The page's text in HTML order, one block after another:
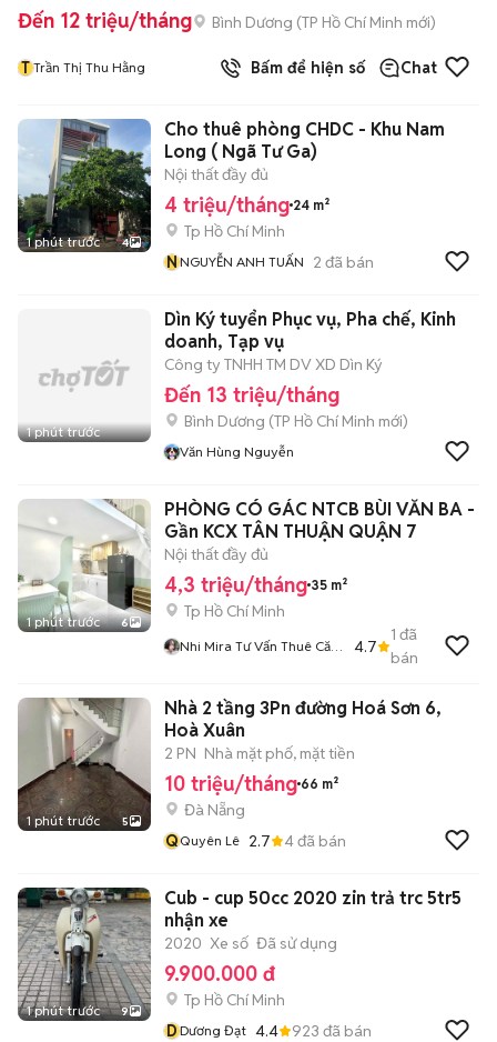
Đến 12 triệu/tháng Bình Dương (TP Hồ Chí Minh mới)
T Trần Thị Thu Hằng Bấm để hiện số Chat
1 phút trước 4
Cho thuê phòng CHDC - Khu Nam
Long ( Ngã Tư Ga)
Nội thất đầy đủ
4 triệu/tháng 24 m²
Tp Hồ Chí Minh
NNGUYỄN ANH TUẤN 2 đã bán
1 phút trước
Dìn Ký tuyển Phục vụ, Pha chế, Kinh
doanh, Tạp vụ
Công ty TNHH TM DV XD Dìn Ký
Đến 13 triệu/tháng
Bình Dương (TP Hồ Chí Minh mới)
Văn Hùng Nguyễn
1 phút trước 6
PHÒNG CÓ GÁC NTCB BÙI VĂN BA -
Gần KCX TÂN THUẬN QUẬN 7
Nội thất đầy đủ
4,3 triệu/tháng 35 m²
Tp Hồ Chí Minh
Nhi Mira Tư Vấn Thuê Căn
4.7
1 đã
bán
1 phút trước 5
Nhà 2 tầng 3Pn đường Hoá Sơn 6,
Hoà Xuân
2 PN Nhà mặt phố, mặt tiền
10 triệu/tháng 66 m²
Đà Nẵng
QQuyên Lê 2.7 4đã bán
1 phút trước 9
Cub - cup 50cc 2020 zin trả trc 5tr5
nhận xe
2020 Xe số Đã sử dụng
9.900.000 đ
Tp Hồ Chí Minh
DDương Đạt 4.4 923 đã bán